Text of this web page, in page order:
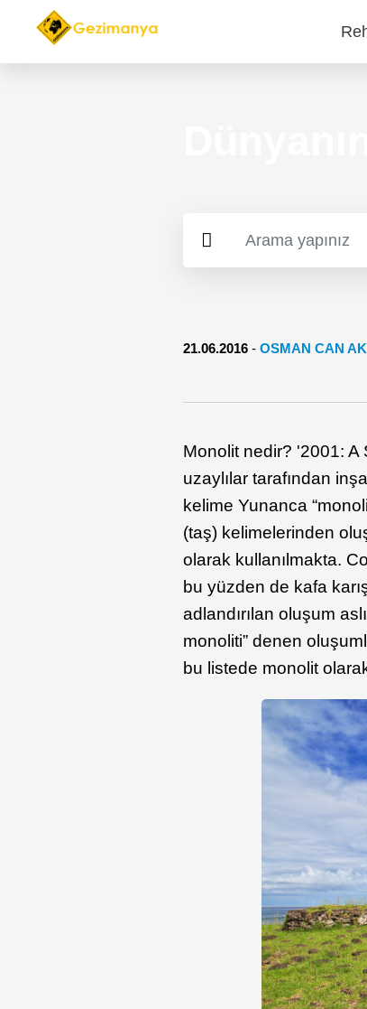
21.06.2016 -OSMAN CAN
Monolit nedir? '2001:
uzaylılar tarafından
kelime Yunanca
(taş) kelimelerinden
olarak kullanılmakta.
bu yüzden de kafa
adlandırılan oluşum
monoliti” denen
bu listede monolit